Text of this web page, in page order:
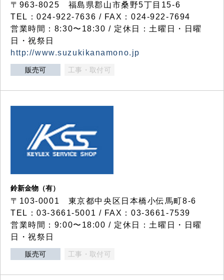
〒963-8025 福島県郡山市桑野5丁目15-6
TEL：024-922-7636 / FAX：024-922-7694
営業時間：8:30〜18:30 / 定休日：土曜日・日曜
日・祝祭日
http://www.suzukikanamono.jp
販売可 工事・取付可
鈴新金物（有）
〒103-0001 東京都中央区日本橋小伝馬町8-6
TEL：03-3661-5001 / FAX：03-3661-7539
営業時間：9:00〜18:00 / 定休日：土曜日・日曜
日・祝祭日
販売可 工事・取付可